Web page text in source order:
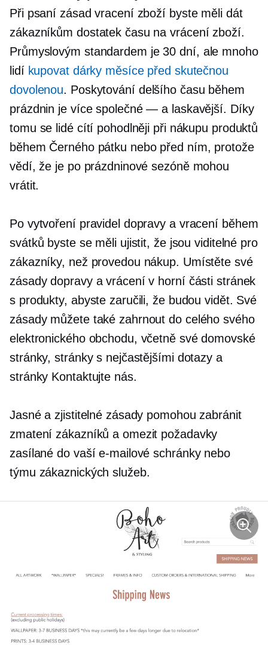
Při psaní zásad vracení zboží byste měli dát
zákazníkům dostatek času na vrácení zboží.
Průmyslovým standardem je30 dní, ale mnoho
lidí kupovat dárky měsíce před skutečnou
dovolenou. Poskytování delšího času během
prázdnin je vícespolečné — a laskavější. Díky
tomu se lidé cítí pohodlněji při nákupu produktů
během Černého pátku nebo před ním, protože
vědí, že je po prázdninové sezóně mohou
vrátit.
Po vytvoření pravidel dopravy a vracení během
svátků byste se měli ujistit, že jsou viditelné pro
zákazníky, než provedou nákup. Umístěte své
zásady dopravy a vrácení v horní části stránek
s produkty, abyste zaručili, že budou vidět. Své
zásady můžete také zahrnout do celého svého
elektronického obchodu, včetně své domovské
stránky, stránky s nejčastějšími dotazy a
stránky Kontaktujte nás.
Jasné a zjistitelné zásady pomohou zabránit
zmatení zákazníků a omezit požadavky
zasílané do vaší e-mailové schránky nebo
týmu zákaznických služeb.